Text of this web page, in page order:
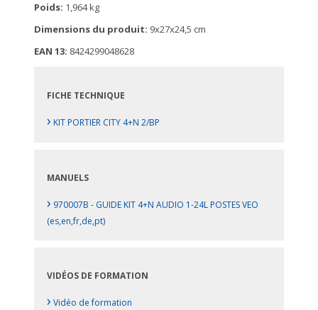
Poids: 1,964 kg
Dimensions du produit: 9x27x24,5 cm
EAN 13: 8424299048628
FICHE TECHNIQUE
› KIT PORTIER CITY 4+N 2/BP
MANUELS
› 970007B - GUIDE KIT 4+N AUDIO 1-24L POSTES VEO
(es,en,fr,de,pt)
VIDÉOS DE FORMATION
› Vidéo de formation